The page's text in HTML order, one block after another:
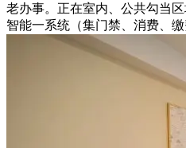
老办事。正在室内、公共勾当
智能一系统（集门禁、消费、缴